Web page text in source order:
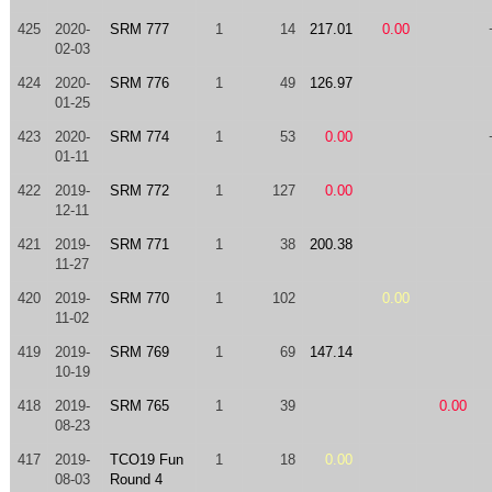
425
2020-
02-03
SRM 777 1 14 217.01 0.00
424
2020-
01-25
SRM 776 1 49 126.97
423
2020-
01-11
SRM 774 1 53 0.00
422
2019-
12-11
SRM 772 1 127 0.00
421
2019-
11-27
SRM 771 1 38 200.38
420
2019-
11-02
SRM 770 1 102 0.00
419
2019-
10-19
SRM 769 1 69 147.14
418
2019-
08-23
SRM 765 1 39 0.00
417
2019-
08-03
TCO19 Fun
Round 4
1 18 0.00